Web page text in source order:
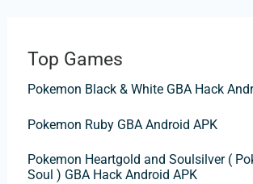
e
r
c
e
Top Games
Pokemon Black & White GBA Hack
Pokemon Ruby GBA Android APK
Pokemon Heartgold and Soulsilver (
Soul ) GBA Hack Android APK